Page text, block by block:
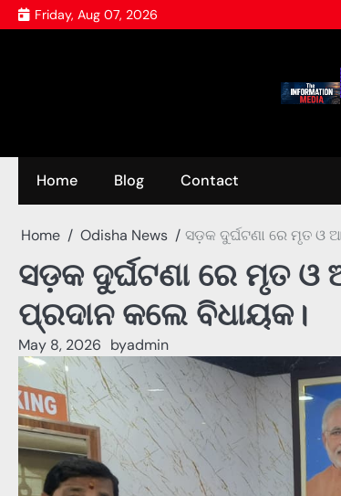
Skip
to
Friday, Aug 07, 2026
Home Blog Contact
Home Odisha News ସଡ଼କ ଦୁର୍ଘଟଣା ରେ ମୃତ ଓ
ସଡ଼କ ଦୁର୍ଘଟଣା ରେ ମୃତ
ପ୍ରଦାନ କଲେ ବିଧାୟକ।
May 8, 2026 byadmin